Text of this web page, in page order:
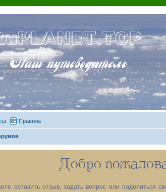
путеводитель
Правила
Добро
оставить отзыв, задать вопрос или поделиться